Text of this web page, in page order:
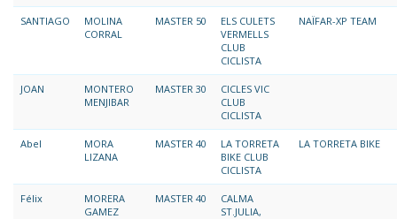
SANTIAGO
MOLINA
CORRAL
MASTER 50
ELS CULETS
VERMELLS
CLUB
CICLISTA
NAÏFAR-XP TEAM
JOAN
MONTERO
MENJIBAR
MASTER 30
CICLES VIC
CLUB
CICLISTA
Abel
MORA
LIZANA
MASTER 40
LA TORRETA
BIKE CLUB
CICLISTA
LA TORRETA BIKE
Félix
MORERA
GAMEZ
MASTER 40
CALMA
ST.JULIA,